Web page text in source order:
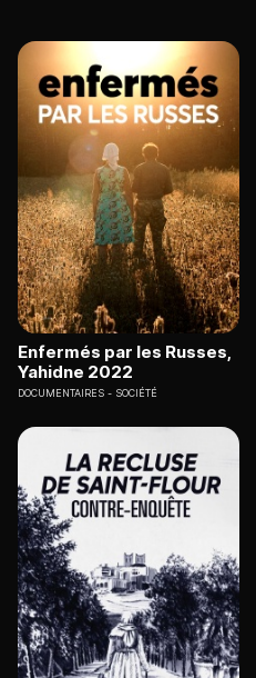
Enfermés par les Russes,
Yahidne 2022
DOCUMENTAIRES SOCIÉTÉ